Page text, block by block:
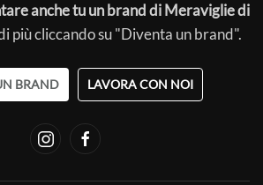
anche tu un brand di Meraviglie di
più cliccando su "Diventa un brand".
BRAND LAVORA CON NOI